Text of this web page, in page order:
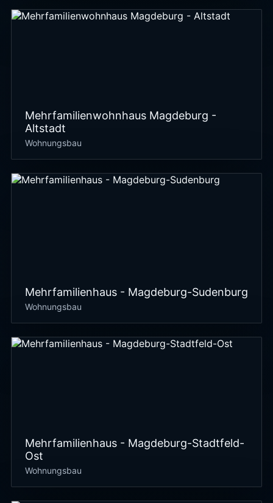
Mehrfamilienwohnhaus Magdeburg -
Altstadt
Wohnungsbau
Mehrfamilienhaus - Magdeburg-Sudenburg
Wohnungsbau
Mehrfamilienhaus - Magdeburg-Stadtfeld-
Ost
Wohnungsbau